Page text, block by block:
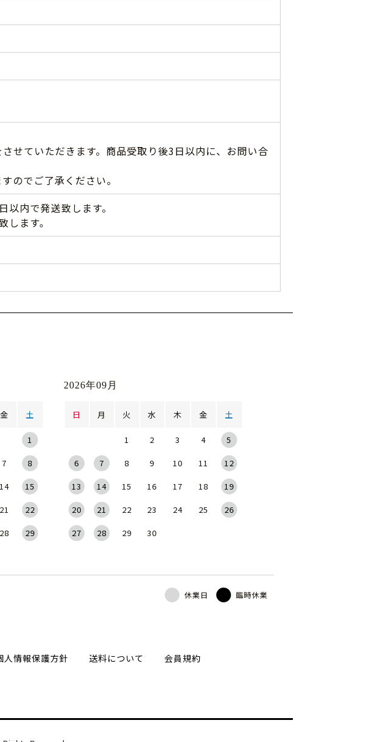
せていただきます。商品受取り後3日以内に、お問い合
のでご了承ください。
内で発送致します。
ます。
金 土
1
7
8
14
15
21
22
28
29
2026年09月
日 月 火 水 木 金 土
1 2 3 4
5
6
7 8 9 10 11
12
13
14 15 16 17 18
19
20
21 22 23 24 25
26
27
28 29 30
休業日 臨時休業
人情報保護方針 送料について
会員規約